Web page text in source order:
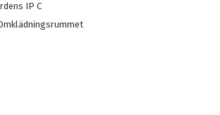
IP C